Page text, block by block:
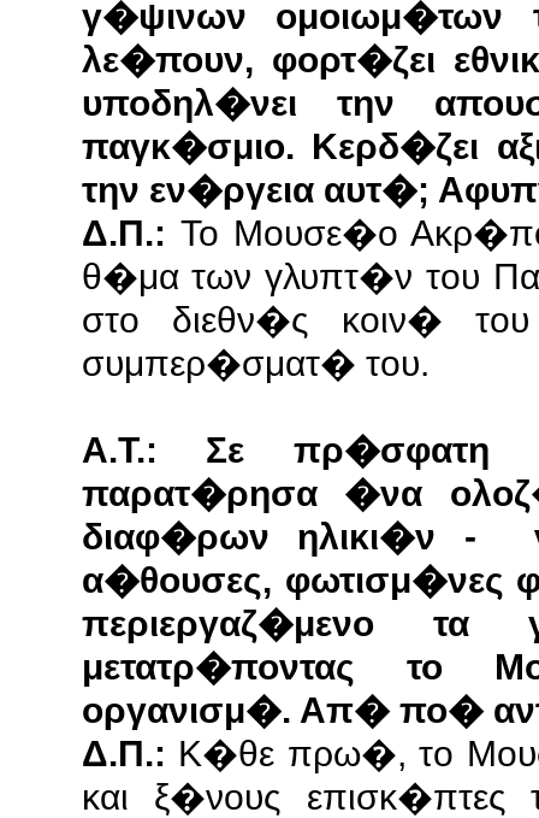
γ�ψινων ομοιωμ�των
λε�πουν, φορτ�ζει
υποδηλ�νει την
παγκ�σμιο. Κερδ�ζει
την εν�ργεια αυτ�;
Δ.Π.: Το Μουσε�ο
θ�μα των γλυπτ�ν του
στο διεθν�ς κοιν�
συμπερ�σματ� του.
Α.Τ.: Σε πρ�σφατη
παρατ�ρησα �να
διαφ�ρων ηλικι�ν -
α�θουσες, φωτισμ�νες
περιεργαζ�μενο
μετατρ�ποντας το
οργανισμ�. Απ� πο�
Δ.Π.: Κ�θε πρω�, το
και ξ�νους